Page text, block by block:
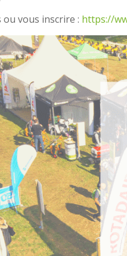
vous inscrire : https://